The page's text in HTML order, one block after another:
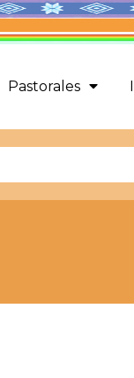
Pastorales